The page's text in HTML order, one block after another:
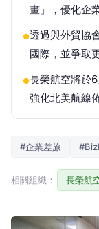
畫」，優化企
●透過與外貿協
國際，並爭取
●長榮航空將於
強化北美航線
#企業差旅
相關組織： 長榮航